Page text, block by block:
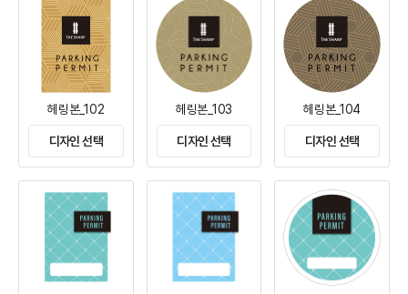
헤링본_102
디자인 선택
헤링본_103
디자인 선택
헤링본_104
디자인 선택